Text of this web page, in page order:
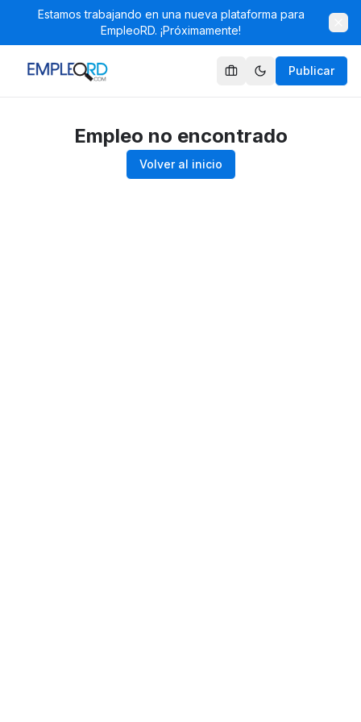
Estamos trabajando en una nueva plataforma para
EmpleoRD. ¡Próximamente!
Publicar
Empleo no encontrado
Volver al inicio